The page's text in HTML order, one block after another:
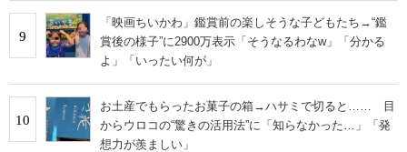
9
「映画ちいかわ」鑑賞前の楽しそうな子どもたち→“鑑
賞後の様子”に2900万表示「そうなるわなw」「分かる
よ」「いったい何が」
10
お土産でもらったお菓子の箱→ハサミで切ると…… 目
からウロコの“驚きの活用法”に「知らなかった…」「発
想力が羨ましい」